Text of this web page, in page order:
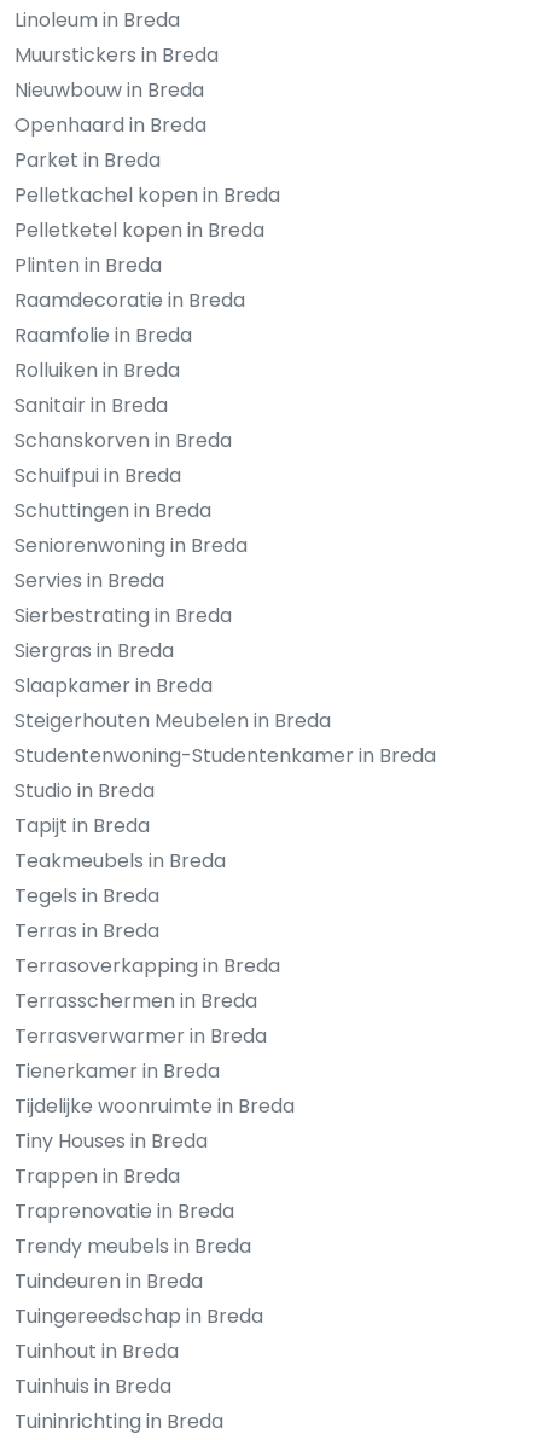
Linoleum in Breda
Muurstickers in Breda
Nieuwbouw in Breda
Openhaard in Breda
Parket in Breda
Pelletkachel kopen in Breda
Pelletketel kopen in Breda
Plinten in Breda
Raamdecoratie in Breda
Raamfolie in Breda
Rolluiken in Breda
Sanitair in Breda
Schanskorven in Breda
Schuifpui in Breda
Schuttingen in Breda
Seniorenwoning in Breda
Servies in Breda
Sierbestrating in Breda
Siergras in Breda
Slaapkamer in Breda
Steigerhouten Meubelen in Breda
Studentenwoning-Studentenkamer in Breda
Studio in Breda
Tapijt in Breda
Teakmeubels in Breda
Tegels in Breda
Terras in Breda
Terrasoverkapping in Breda
Terrasschermen in Breda
Terrasverwarmer in Breda
Tienerkamer in Breda
Tijdelijke woonruimte in Breda
Tiny Houses in Breda
Trappen in Breda
Traprenovatie in Breda
Trendy meubels in Breda
Tuindeuren in Breda
Tuingereedschap in Breda
Tuinhout in Breda
Tuinhuis in Breda
Tuininrichting in Breda